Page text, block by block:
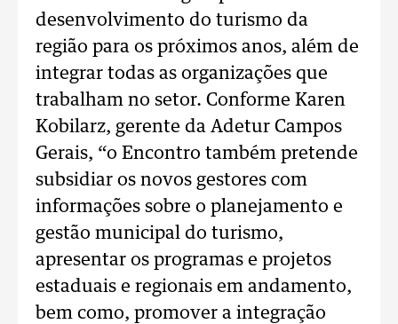
desenvolvimento do turismo da
região para os próximos anos, além de
integrar todas as organizações que
trabalham no setor. Conforme Karen
Kobilarz, gerente da Adetur Campos
Gerais, “o Encontro também pretende
subsidiar os novos gestores com
informações sobre o planejamento e
gestão municipal do turismo,
apresentar os programas e projetos
estaduais e regionais em andamento,
bem como, promover a integração